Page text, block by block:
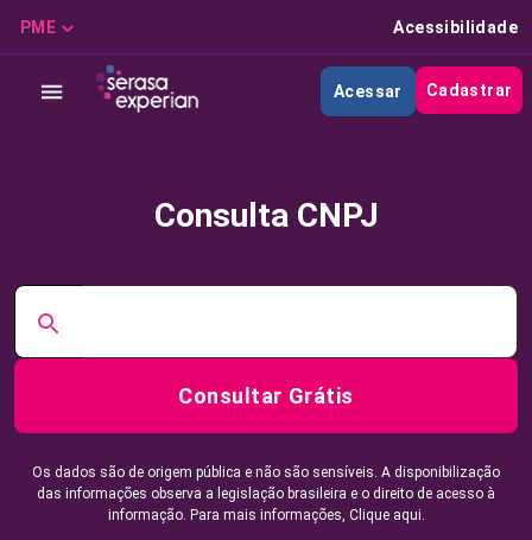
PME Acessibilidade
Acessar Cadastrar
Consulta CNPJ
Consultar Grátis
Os dados são de origem pública e não são sensíveis. A disponibilização
das informações observa a legislação brasileira e o direito de acesso à
informação. Para mais informações, Clique aqui.